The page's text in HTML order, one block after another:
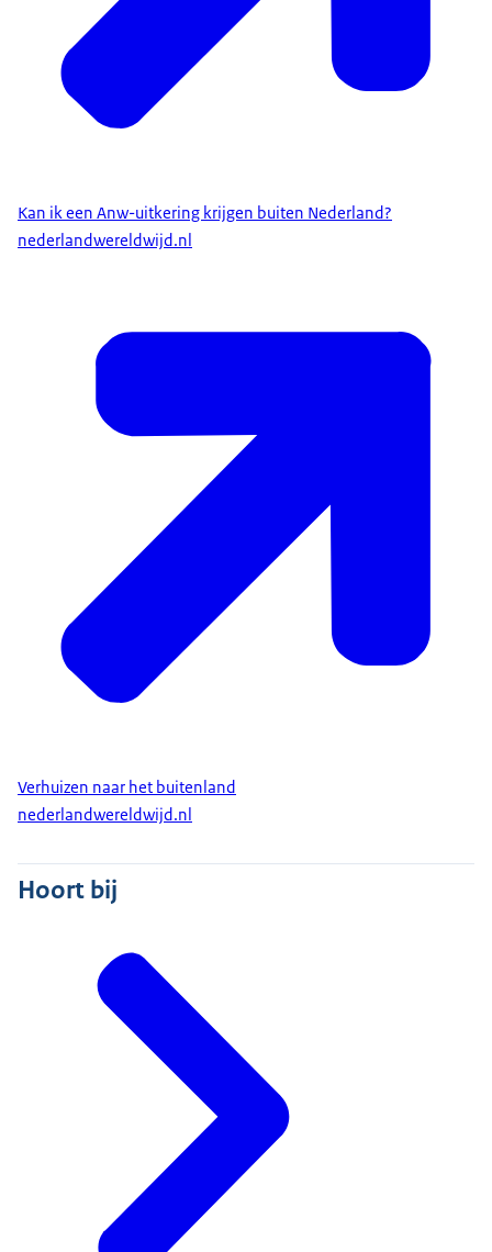
Kan ik een Anw-uitkering krijgen buiten Nederland?
nederlandwereldwijd.nl
Verhuizen naar het buitenland
nederlandwereldwijd.nl
Hoort bij